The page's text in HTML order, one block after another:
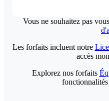
Vous ne souhaitez pas
Les forfaits incluent notre
accès
Explorez nos forfaits